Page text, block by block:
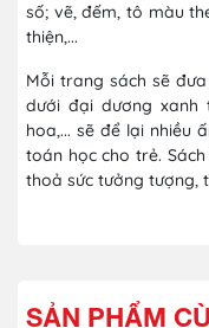
số; vẽ, đếm, tô màu
thiện,...
Mỗi trang sách sẽ
dưới đại dương
hoa,... sẽ để lại nhiều
toán học cho trẻ.
thoả sức tưởng tượng,
SẢN PHẨM